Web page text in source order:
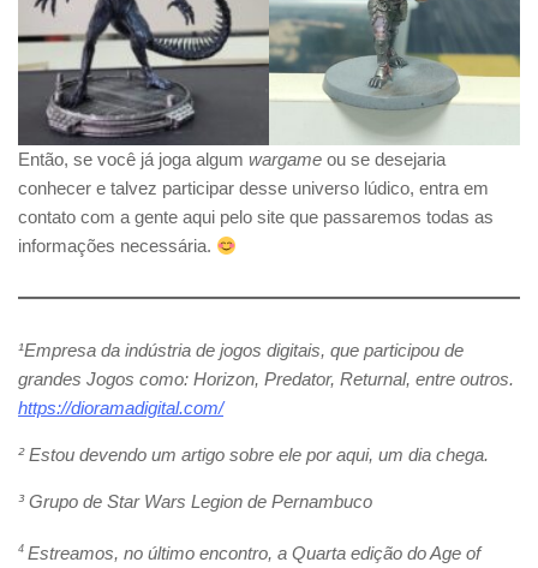
Então, se você já joga algum wargame ou se desejaria
conhecer e talvez participar desse universo lúdico, entra em
contato com a gente aqui pelo site que passaremos todas as
informações necessária.
¹Empresa da indústria de jogos digitais, que participou de
grandes Jogos como: Horizon, Predator, Returnal, entre outros.
https://dioramadigital.com/
² Estou devendo um artigo sobre ele por aqui, um dia chega.
³ Grupo de Star Wars Legion de Pernambuco
4 Estreamos, no último encontro, a Quarta edição do Age of